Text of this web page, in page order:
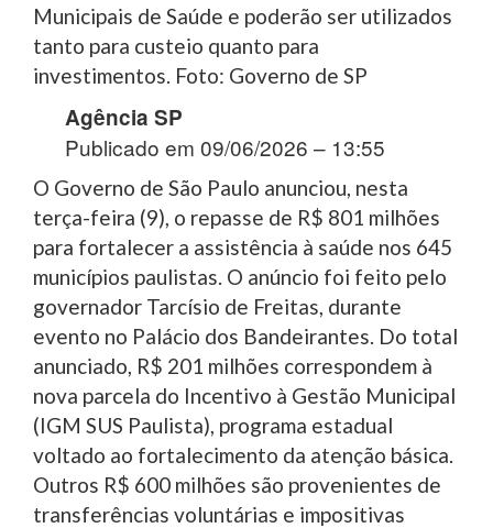
Municipais de Saúde e poderão ser utilizados
tanto para custeio quanto para
investimentos. Foto: Governo de SP
Agência SP
Publicado em 09/06/2026 – 13:55
O Governo de São Paulo anunciou, nesta
terça-feira (9), o repasse de R$ 801 milhões
para fortalecer a assistência à saúde nos 645
municípios paulistas. O anúncio foi feito pelo
governador Tarcísio de Freitas, durante
evento no Palácio dos Bandeirantes. Do total
anunciado, R$ 201 milhões correspondem à
nova parcela do Incentivo à Gestão Municipal
(IGM SUS Paulista), programa estadual
voltado ao fortalecimento da atenção básica.
Outros R$ 600 milhões são provenientes de
transferências voluntárias e impositivas